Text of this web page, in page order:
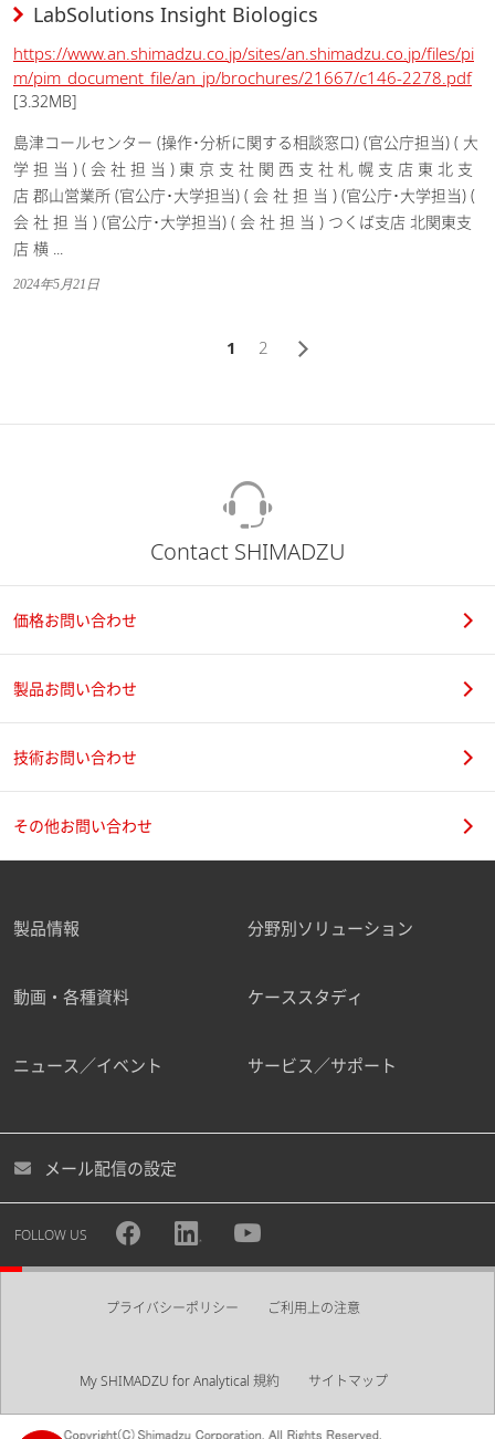
LabSolutions Insight Biologics
https://www.an.shimadzu.co.jp/sites/an.shimadzu.co.jp/files/pi
m/pim_document_file/an_jp/brochures/21667/c146-2278.pdf
[3.32MB]
島津コールセンター (操作･分析に関する相談窓口) (官公庁担当) ( 大
学 担 当 ) ( 会 社 担 当 ) 東 京 支 社 関 西 支 社 札 幌 支 店 東 北 支
店 郡山営業所 (官公庁･大学担当) ( 会 社 担 当 ) (官公庁･大学担当) (
会 社 担 当 ) (官公庁･大学担当) ( 会 社 担 当 ) つくば支店 北関東支
店 横 ...
2024年5月21日
1 2
Contact SHIMADZU
価格お問い合わせ
製品お問い合わせ
技術お問い合わせ
その他お問い合わせ
製品情報 分野別ソリューション
動画・各種資料 ケーススタディ
ニュース／イベント サービス／サポート
メール配信の設定
FOLLOW US
プライバシーポリシー ご利用上の注意
My SHIMADZU for Analytical 規約 サイトマップ